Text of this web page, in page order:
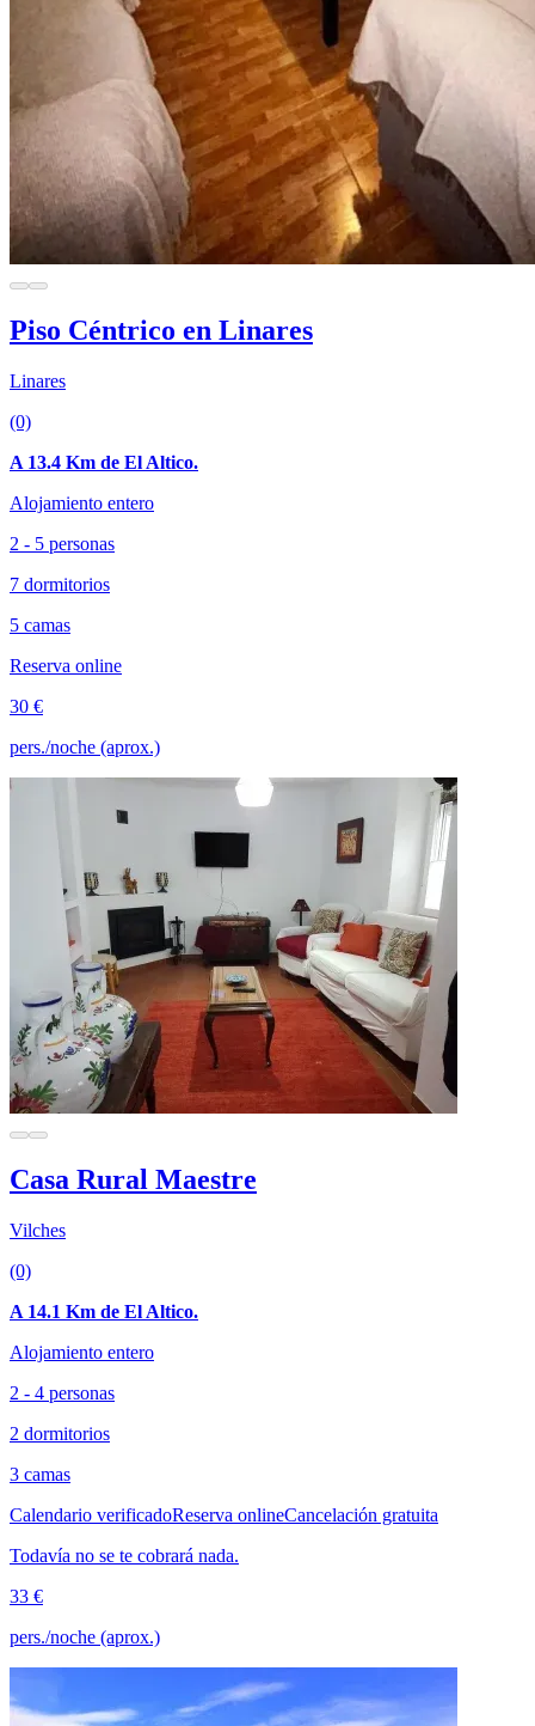
Piso Céntrico en Linares
Linares
(0)
A 13.4 Km de El Altico.
Alojamiento entero
2 - 5 personas
7 dormitorios
5 camas
Reserva online
30 €
pers./noche (aprox.)
Casa Rural Maestre
Vilches
(0)
A 14.1 Km de El Altico.
Alojamiento entero
2 - 4 personas
2 dormitorios
3 camas
Calendario verificadoReserva onlineCancelación gratuita
Todavía no se te cobrará nada.
33 €
pers./noche (aprox.)